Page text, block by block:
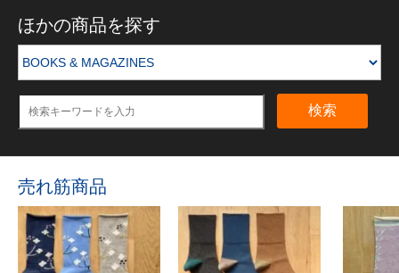
ほかの商品を探す
検索
売れ筋商品